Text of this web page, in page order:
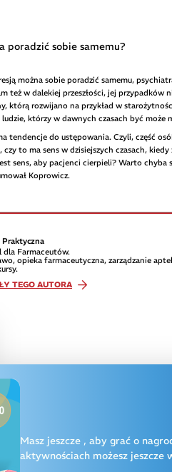
poradzić sobie samemu?
można sobie poradzić samemu,
też w dalekiej przeszłości, jej
którą rozwijano na przykład w
którzy w dawnych czasach być może
tendencje do ustępowania. Czyli, część
czy to ma sens w dzisiejszych czasach,
sens, aby pacjenci cierpieli? Warto
Koprowicz.
Praktyczna
dla Farmaceutów.
opieka farmaceutyczna, zarządzanie
TEGO AUTORA
Masz jeszcze , aby grać o
aktywnościach możesz jeszcze